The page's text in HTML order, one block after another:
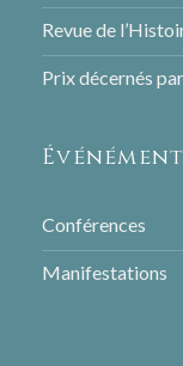
Revue de
Prix décernés
Conférences
Manifestations